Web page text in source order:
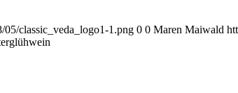
classic_veda_logo1-1.png 0 0 Maren Maiwald